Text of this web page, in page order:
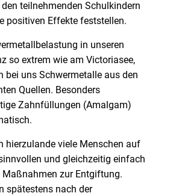
teilnehmenden Schulkindern
positiven Effekte feststellen.
in unseren
so extrem wie am Victoriasee,
bei uns Schwermetalle aus den
Quellen. Besonders
Zahnfüllungen (Amalgam)
hierzulande viele Menschen auf
und gleichzeitig einfach
Maßnahmen zur Entgiftung.
spätestens nach der